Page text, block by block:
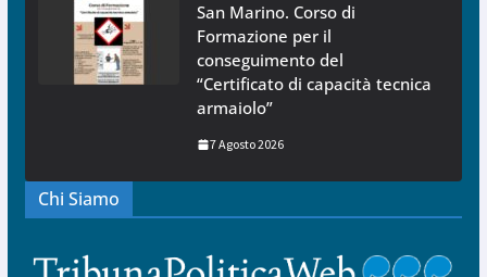
San Marino. Corso di
Formazione per il
conseguimento del
“Certificato di capacità tecnica
armaiolo”
7 Agosto 2026
Chi Siamo